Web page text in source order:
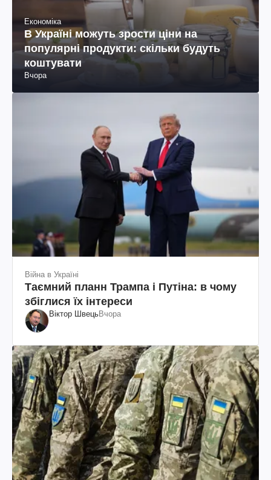
Економіка
В Україні можуть зрости ціни на
популярні продукти: скільки будуть
коштувати
Вчора
Війна в Україні
Таємний планн Трампа і Путіна: в чому
збіглися їх інтереси
Віктор ШвецьВчора